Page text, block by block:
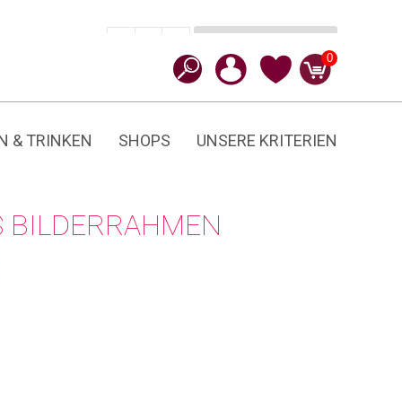
0
& TRINKEN SHOPS UNSERE KRITERIEN
BILDERRAHMEN